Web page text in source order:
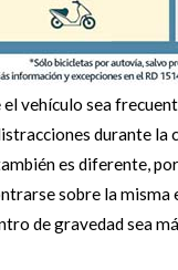
el vehículo sea
durante la
es diferente,
sobre la misma
de gravedad sea